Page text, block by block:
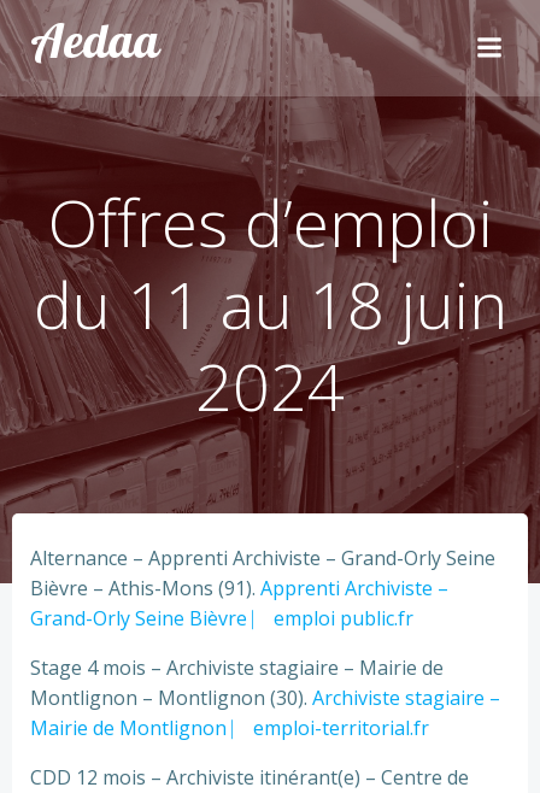
Aller
au
contenu
Aedaa
Offres d’emploi
du 11 au 18 juin
2024
Alternance – Apprenti Archiviste – Grand-Orly Seine
Bièvre – Athis-Mons (91). Apprenti Archiviste –
Grand-Orly Seine Bièvre ⎸ emploi public.fr
Stage 4 mois – Archiviste stagiaire – Mairie de
Montlignon – Montlignon (30). Archiviste stagiaire –
Mairie de Montlignon ⎸ emploi-territorial.fr
CDD 12 mois – Archiviste itinérant(e) – Centre de